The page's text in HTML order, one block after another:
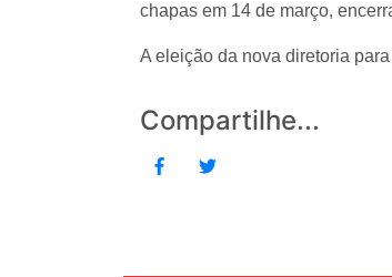
chapas em 14 de março,
A eleição da nova diretoria
Compartilhe...